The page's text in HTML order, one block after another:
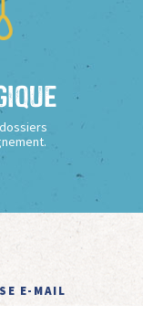
E-MAIL